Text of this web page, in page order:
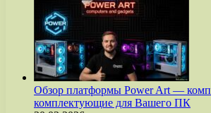
Обзор платформы Power Art —
комплектующие для Вашего ПК